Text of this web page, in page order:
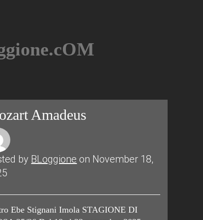
Amadeus
by BLoggione on November 18,
Ebe Stignani Imola STAGIONE DI